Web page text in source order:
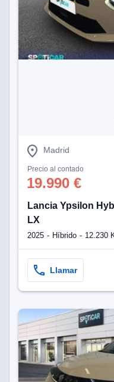
Madrid
Precio al contado
19.990 €
Lancia Ypsilon
LX
2025 Híbrido 12.230
Llamar